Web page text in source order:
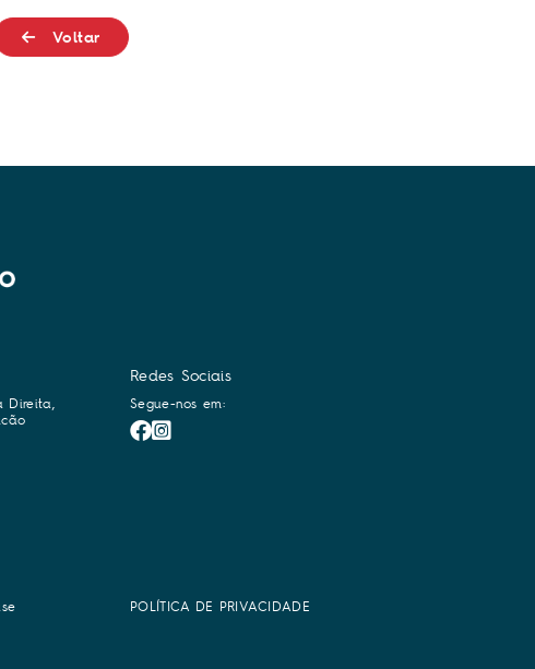
Voltar
Direita,
Redes Sociais
Segue-nos em:
POLÍTICA DE PRIVACIDADE